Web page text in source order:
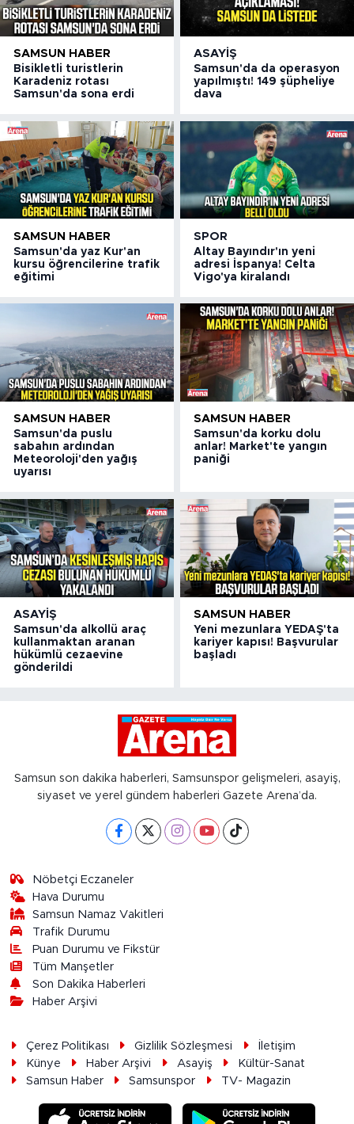
SAMSUN HABER
Bisikletli turistlerin
Karadeniz rotası
Samsun'da sona erdi
ASAYIŞ
Samsun'da da operasyon
yapılmıştı! 149 şüpheliye
dava
SAMSUN HABER
Samsun'da yaz Kur'an
kursu öğrencilerine trafik
eğitimi
SPOR
Altay Bayındır'ın yeni
adresi İspanya! Celta
Vigo'ya kiralandı
SAMSUN HABER
Samsun'da puslu
sabahın ardından
Meteoroloji'den yağış
uyarısı
SAMSUN HABER
Samsun'da korku dolu
anlar! Market'te yangın
paniği
ASAYIŞ
Samsun'da alkollü araç
kullanmaktan aranan
hükümlü cezaevine
gönderildi
SAMSUN HABER
Yeni mezunlara YEDAŞ'ta
kariyer kapısı! Başvurular
başladı
Samsun son dakika haberleri, Samsunspor gelişmeleri, asayiş,
siyaset ve yerel gündem haberleri Gazete Arena’da.
Nöbetçi Eczaneler
Hava Durumu
Samsun Namaz Vakitleri
Trafik Durumu
Puan Durumu ve Fikstür
Tüm Manşetler
Son Dakika Haberleri
Haber Arşivi
Çerez Politikası Gizlilik Sözleşmesi
İletişim
Künye
Haber Arşivi Asayiş
Kültür-Sanat
Samsun Haber
Samsunspor TV- Magazin